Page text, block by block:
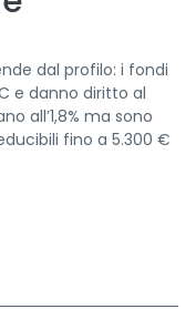
dal profilo: i fondi
e danno diritto al
all’1,8% ma sono
fino a 5.300 €